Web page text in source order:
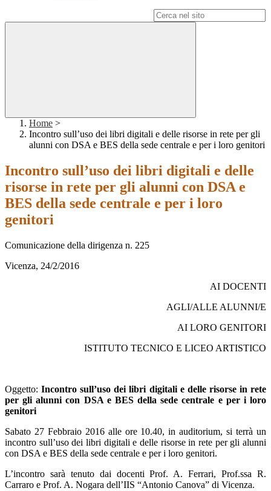
Home >
Incontro sull’uso dei libri digitali e delle risorse in rete per gli
alunni con DSA e BES della sede centrale e per i loro genitori
Incontro sull’uso dei libri digitali e delle
risorse in rete per gli alunni con DSA e
BES della sede centrale e per i loro
genitori
Comunicazione della dirigenza n. 225
Vicenza, 24/2/2016
AI DOCENTI
AGLI/ALLE ALUNNI/E
AI LORO GENITORI
ISTITUTO TECNICO E LICEO ARTISTICO
Oggetto:Incontro sull’uso dei libri digitali e delle risorse in rete
per gli alunni con DSA e BES della sede centrale e per i loro
genitori
Sabato 27 Febbraio 2016 alle ore 10.40, in auditorium, si terrà un
incontro sull’uso dei libri digitali e delle risorse in rete per gli alunni
con DSA e BES della sede centrale e per i loro genitori.
L’incontro sarà tenuto dai docenti Prof. A. Ferrari, Prof.ssa R.
Carraro e Prof. A. Nogara dell’IIS “Antonio Canova” di Vicenza.